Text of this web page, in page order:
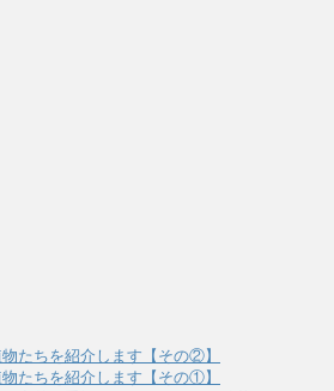
たちを紹介します【その②】
たちを紹介します【その①】